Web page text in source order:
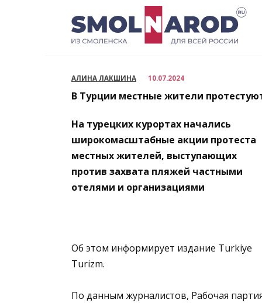
АЛИНА ЛАКШИНА 10.07.2024
В Турции местные жители
На турецких курортах начались
широкомасштабные акции протеста
местных жителей, выступающих
против захвата пляжей частными
отелями и организациями
Об этом информирует издание Turkiye
Turizm.
По данным журналистов, Рабочая